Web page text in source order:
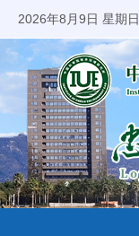
2026年8月9日 星期日